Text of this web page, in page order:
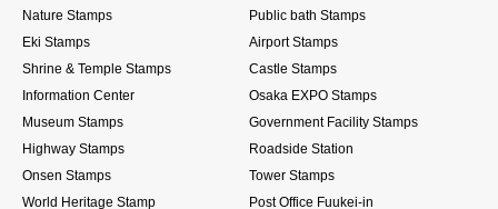
Nature Stamps
Public bath Stamps
Eki Stamps
Airport Stamps
Shrine & Temple Stamps
Castle Stamps
Information Center
Osaka EXPO Stamps
Museum Stamps
Government Facility Stamps
Highway Stamps
Roadside Station
Onsen Stamps
Tower Stamps
World Heritage Stamp
Post Office Fuukei-in